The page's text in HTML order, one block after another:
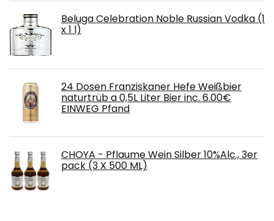
Beluga Celebration Noble Russian Vodka (1
x 1 l)
24 Dosen Franziskaner Hefe Weißbier
naturtrüb a 0,5L Liter Bier inc. 6.00€
EINWEG Pfand
CHOYA - Pflaume Wein Silber 10%Alc., 3er
pack (3 X 500 ML)